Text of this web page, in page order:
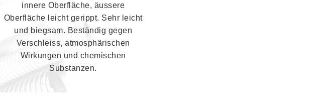
innere Oberfläche, äussere
Oberfläche leicht gerippt. Sehr leicht
und biegsam. Beständig gegen
Verschleiss, atmosphärischen
Wirkungen und chemischen
Substanzen.